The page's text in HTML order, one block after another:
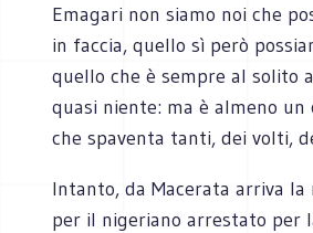
Emagari non siamo noi che
in faccia, quello sì però
quello che è sempre al solito
quasi niente: ma è almeno
che spaventa tanti, dei volti,
Intanto, da Macerata arriva
per il nigeriano arrestato per